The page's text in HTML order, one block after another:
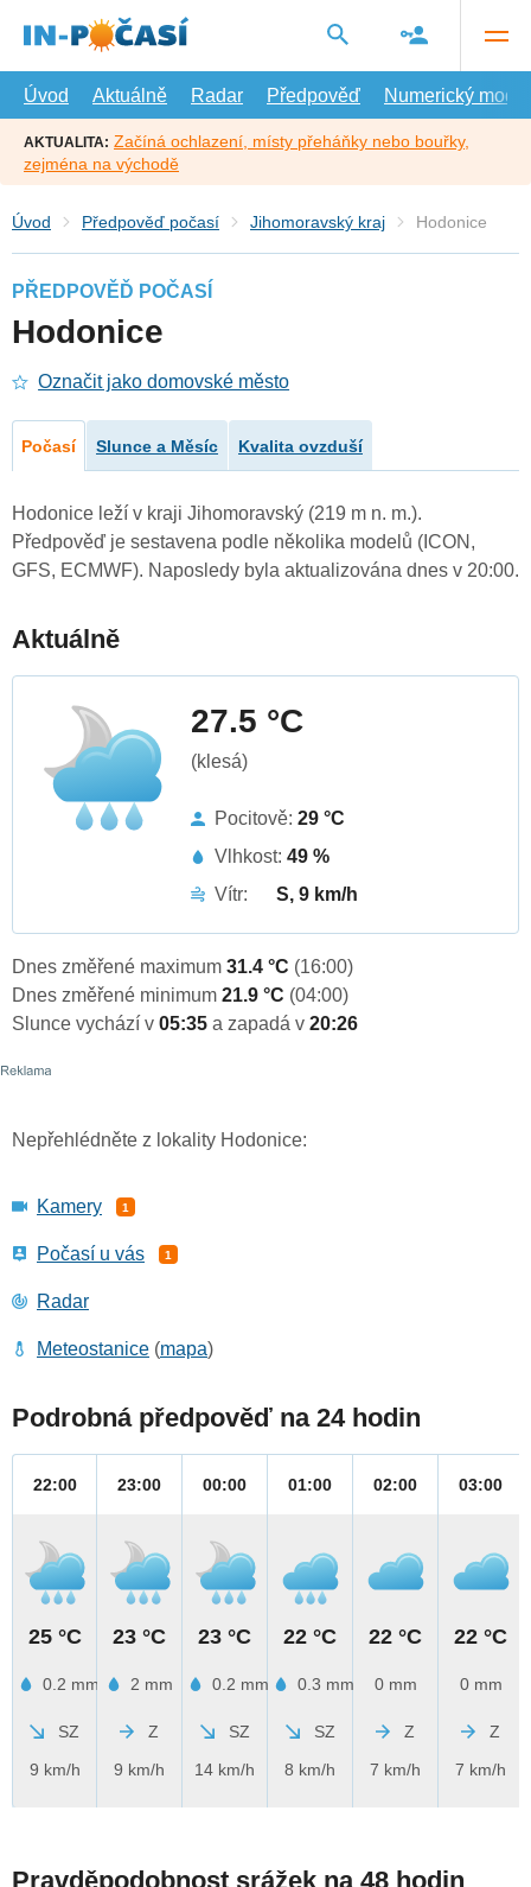
hlavní
Úvod
Aktuálně Radar Předpověď Numerický model
AKTUALITA: Začíná ochlazení, místy přeháňky nebo bouřky,
zejména na východě
Úvod Předpověď počasí Jihomoravský kraj Hodonice
PŘEDPOVĚĎ POČASÍ
Hodonice
Označit jako domovské město
Počasí Slunce a Měsíc Kvalita ovzduší
Hodonice leží v kraji Jihomoravský (219 m n. m.).
Předpověď je sestavena podle několika modelů (ICON,
GFS, ECMWF). Naposledy byla aktualizována dnes v 20:00.
Aktuálně
27.5 °C
(klesá)
Pocitově: 29 °C
Vlhkost: 49 %
Vítr:
S, 9 km/h
Dnes změřené maximum 31.4 °C (16:00)
Dnes změřené minimum 21.9 °C (04:00)
Slunce vychází v 05:35 a zapadá v 20:26
Nepřehlédněte z lokality Hodonice:
Kamery 1
Počasí u vás 1
Radar
Meteostanice (mapa)
Podrobná předpověď na 24 hodin
22:00
25 °C
0.2 mm
SZ
9 km/h
23:00
23 °C
2 mm
Z
9 km/h
00:00
23 °C
0.2 mm
SZ
14 km/h
01:00
22 °C
0.3 mm
SZ
8 km/h
02:00
22 °C
0 mm
Z
7 km/h
03:00
22 °C
0 mm
Z
7 km/h
Pravděpodobnost srážek na 48 hodin